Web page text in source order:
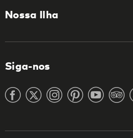
Nossa Ilha
Siga-nos